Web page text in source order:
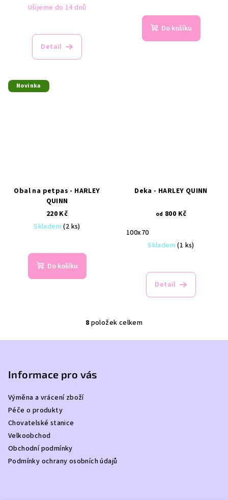
Ušijeme do 14 dnů
Detail
Do košíku
Novinka
Obal na petpas - HARLEY
QUINN
220 Kč
Skladem(2 ks)
Do košíku
Deka - HARLEY QUINN
od 800 Kč
100x70
Skladem(1 ks)
Detail
O
v
k
8 položek celkem
Informace pro vás
Výměna a vrácení zboží
Péče o produkty
Chovatelské stanice
Velkoobchod
Obchodní podmínky
Podmínky ochrany osobních údajů